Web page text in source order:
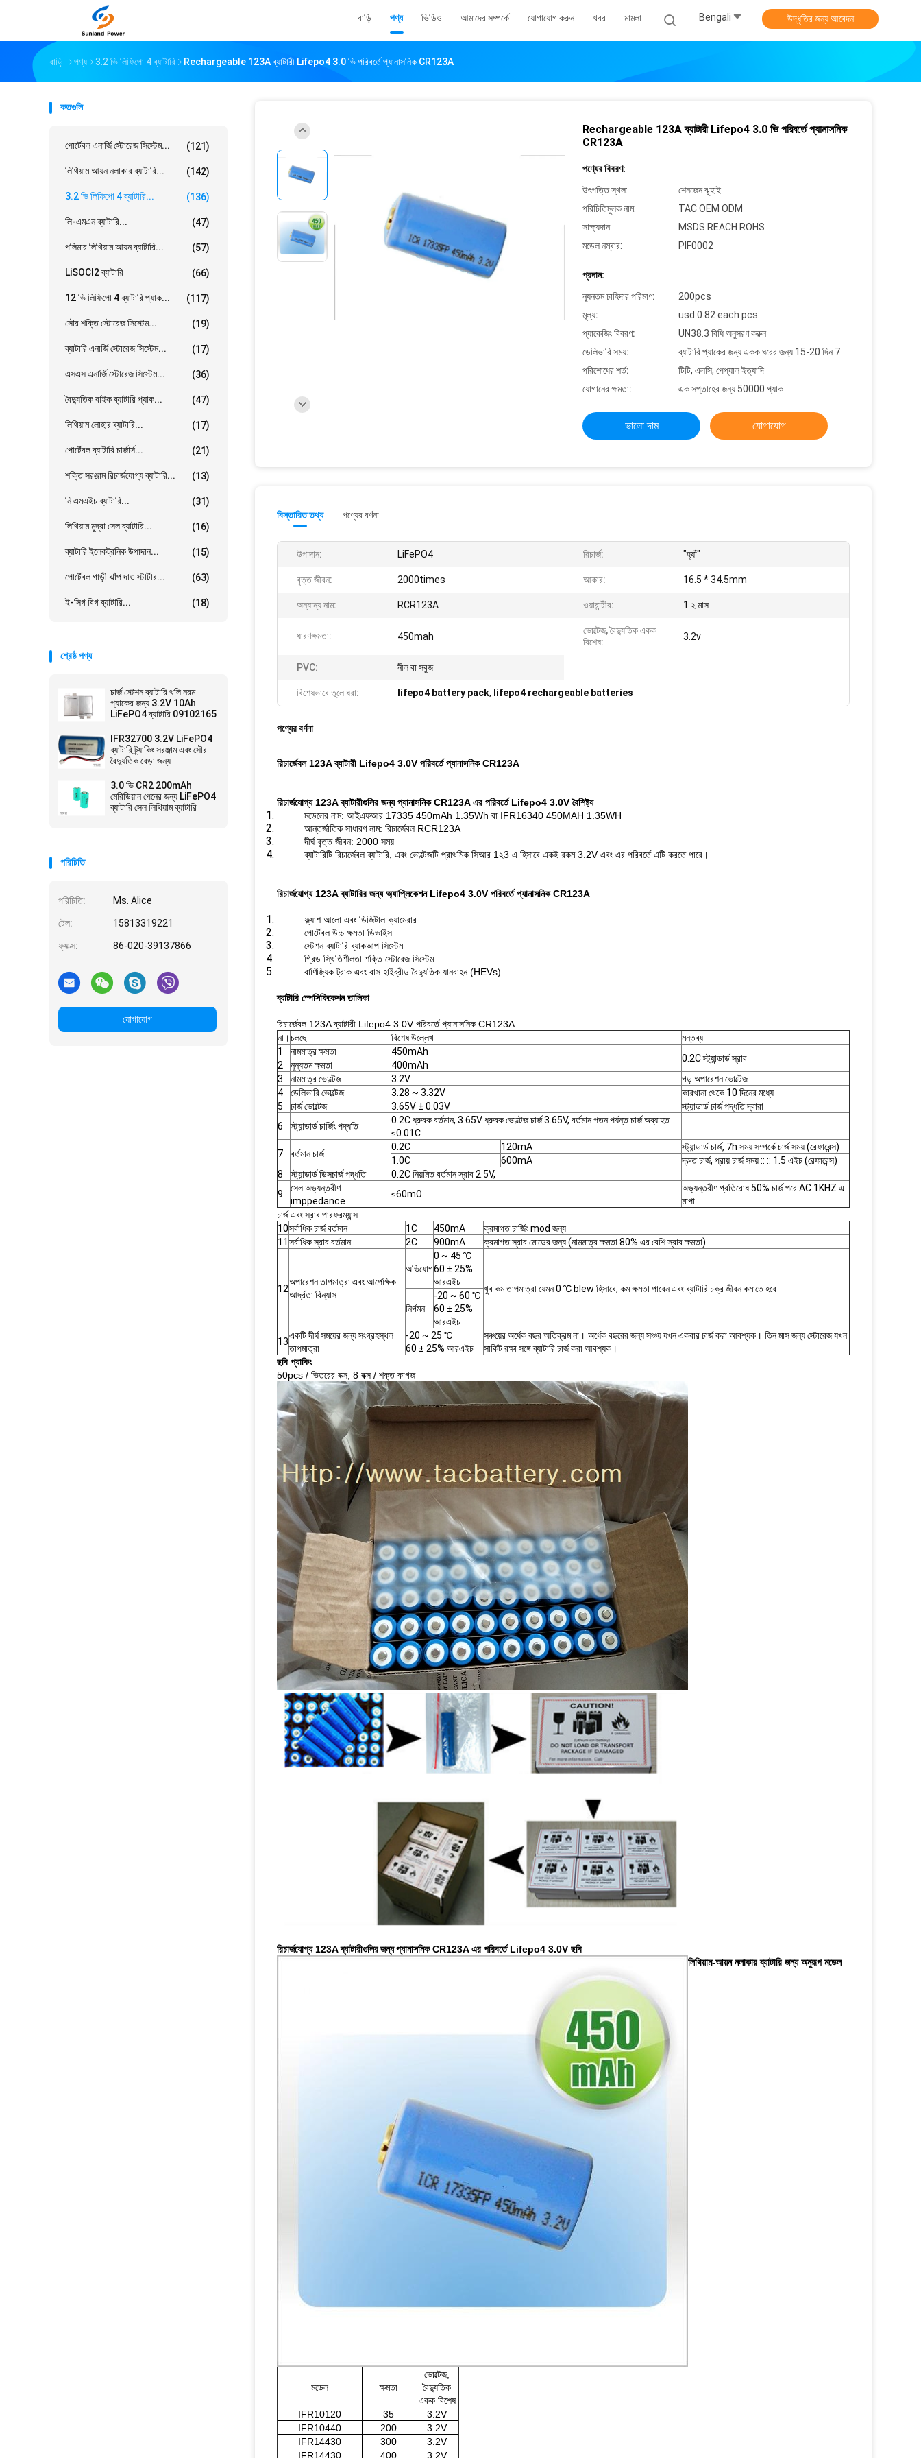
বাড়ি পণ্য ভিডিও আমাদের সম্পর্কে যোগাযোগ করুন খবর মামলা Bengali উদ্ধৃতির জন্য আবেদন
বাড়ি পণ্য 3.2 ভি লিফিপো 4 ব্যাটারি Rechargeable 123A ব্যাটারী Lifepo4 3.0 ভি পরিবর্তে প্যানাসনিক CR123A
কতগুলি
পোর্টেবল এনার্জি স্টোরেজ সিস্টেম... (121)
লিথিয়াম আয়ন নলাকার ব্যাটারি... (142)
3.2 ভি লিফিপো 4 ব্যাটারি... (136)
লি-এমএন ব্যাটারি... (47)
পলিমার লিথিয়াম আয়ন ব্যাটারি... (57)
LiSOCl2 ব্যাটারি (66)
12 ভি লিফিপো 4 ব্যাটারি প্যাক... (117)
সৌর শক্তি স্টোরেজ সিস্টেম... (19)
ব্যাটারি এনার্জি স্টোরেজ সিস্টেম... (17)
এসএস এনার্জি স্টোরেজ সিস্টেম... (36)
বৈদ্যুতিক বাইক ব্যাটারি প্যাক... (47)
লিথিয়াম লোহার ব্যাটারি... (17)
পোর্টেবল ব্যাটারি চার্জার্স... (21)
শক্তি সরঞ্জাম রিচার্জযোগ্য ব্যাটারি... (13)
নি এমএইচ ব্যাটারি... (31)
লিথিয়াম মুদ্রা সেল ব্যাটারি... (16)
ব্যাটারি ইলেকট্রনিক উপাদান... (15)
পোর্টেবল গাড়ী ঝাঁপ দাও স্টার্টার... (63)
ই-সিগ বিগ ব্যাটারি... (18)
শ্রেষ্ঠ পণ্য
চার্জ স্টেশন ব্যাটারি থলি নরম
প্যাকের জন্য 3.2V 10Ah
LiFePO4 ব্যাটারি 09102165
IFR32700 3.2V LiFePO4
ব্যাটারি ট্র্যাকিং সরঞ্জাম এবং সৌর
বৈদ্যুতিক বেড়া জন্য
3.0 ভি CR2 200mAh
মেরিডিয়ান পেনের জন্য LiFePO4
ব্যাটারি সেল লিথিয়াম ব্যাটারি
পরিচিতি
পরিচিতি: Ms. Alice
টেল: 15813319221
ফ্যাক্স: 86-020-39137866
যোগাযোগ
Rechargeable 123A ব্যাটারী Lifepo4 3.0 ভি পরিবর্তে প্যানাসনিক
CR123A
পণ্যের বিবরণ:
উৎপত্তি স্থল:
শেনজেন ঝুহাই
পরিচিতিমুলক নাম:
TAC OEM ODM
সাক্ষ্যদান:
MSDS REACH ROHS
মডেল নম্বার:
PIF0002
প্রদান:
ন্যূনতম চাহিদার পরিমাণ:
200pcs
মূল্য:
usd 0.82 each pcs
প্যাকেজিং বিবরণ:
UN38.3 বিধি অনুসরণ করুন
ডেলিভারি সময়:
ব্যাটারি প্যাকের জন্য একক ঘরের জন্য 15-20 দিন 7
পরিশোধের শর্ত:
টিটি, এলসি, পেপ্যাল ​​ইত্যাদি
যোগানের ক্ষমতা:
এক সপ্তাহের জন্য 50000 প্যাক
ভালো দাম যোগাযোগ
বিস্তারিত তথ্য পণ্যের বর্ণনা
উপাদান: LiFePO4 রিচার্জ: "হ্যাঁ"
বৃত্ত জীবন: 2000times আকার: 16.5 * 34.5mm
অন্যান্য নাম: RCR123A ওয়ারান্টীর: 1 ২ মাস
ধারণক্ষমতা: 450mah
ভোল্টেজ, বৈদ্যুতিক একক
বিশেষ:
3.2v
PVC: নীল বা সবুজ
বিশেষভাবে তুলে ধরা: lifepo4 battery pack, lifepo4 rechargeable batteries
পণ্যের বর্ণনা
রিচার্জেবল 123A ব্যাটারী Lifepo4 3.0V পরিবর্তে প্যানাসনিক CR123A
রিচার্জযোগ্য 123A ব্যাটারীগুলির জন্য প্যানাসনিক CR123A এর পরিবর্তে Lifepo4 3.0V বৈশিষ্ট্য
মডেলের নাম: আইএফআর 17335 450mAh 1.35Wh বা IFR16340 450MAH 1.35WH
আন্তর্জাতিক সাধারণ নাম: রিচার্জেবল RCR123A
দীর্ঘ বৃত্ত জীবন: 2000 সময়
ব্যাটারিটি রিচার্জেবল ব্যাটারি, এবং ভোল্টেজটি প্রাথমিক সিআর 1২3 এ হিসাবে একই রকম 3.2V এবং এর পরিবর্তে এটি করতে পারে।
রিচার্জযোগ্য 123A ব্যাটারির জন্য অ্যাপ্লিকেশন Lifepo4 3.0V পরিবর্তে প্যানাসনিক CR123A
ফ্ল্যাশ আলো এবং ডিজিটাল ক্যামেরার
পোর্টেবল উচ্চ ক্ষমতা ডিভাইস
স্টেশন ব্যাটারি ব্যাকআপ সিস্টেম
গ্রিড স্থিতিশীলতা শক্তি স্টোরেজ সিস্টেম
বাণিজ্যিক ট্রাক এবং বাস হাইব্রীড বৈদ্যুতিক যানবাহন (HEVs)
ব্যাটারি স্পেসিফিকেশন তালিকা
রিচার্জেবল 123A ব্যাটারী Lifepo4 3.0V পরিবর্তে প্যানাসনিক CR123A
না।চলছে বিশেষ উল্লেখ
মন্তব্য
1
নামমাত্র ক্ষমতা 450mAh
0.2C স্ট্যান্ডার্ড স্রাব
2 নূন্যতম ক্ষমতা
400mAh
3
নামমাত্র ভোল্টেজ 3.2V
গড় অপারেশন ভোল্টেজ
4
ডেলিভারি ভোল্টেজ 3.28 ~ 3.32V
কারখানা থেকে 10 দিনের মধ্যে
5
চার্জ ভোল্টেজ 3.65V ± 0.03V
স্ট্যান্ডার্ড চার্জ পদ্ধতি দ্বারা
6
স্ট্যান্ডার্ড চার্জিং পদ্ধতি
0.2C ধ্রুবক বর্তমান, 3.65V ধ্রুবক ভোল্টেজ চার্জ 3.65V, বর্তমান পতন পর্যন্ত চার্জ অব্যাহত
≤0.01C
7
বর্তমান চার্জ
0.2C 120mA
স্ট্যান্ডার্ড চার্জ, 7h সময় সম্পর্কে চার্জ সময় (রেফারেন্স)
1.0C
600mA
দ্রুত চার্জ, প্রায় চার্জ সময় :: :: 1.5 এইচ (রেফারেন্স)
8
স্ট্যান্ডার্ড ডিসচার্জ পদ্ধতি
0.2C নিয়মিত বর্তমান স্রাব 2.5V,
9
সেল অভ্যন্তরীণ
imppedance
≤60mΩ
অভ্যন্তরীণ প্রতিরোধ 50% চার্জ পরে AC 1KHZ এ
মাপা
চার্জ এবং স্রাব পারফরম্যান্স
10সর্বাধিক চার্জ বর্তমান 1C 450mA
ক্রমাগত চার্জিং mod জন্য
11 সর্বাধিক স্রাব বর্তমান 2C 900mA ক্রমাগত স্রাব মোডের জন্য (নামমাত্র ক্ষমতা 80% এর বেশি স্রাব ক্ষমতা)
12
অপারেশন তাপমাত্রা এবং আপেক্ষিক
আর্দ্রতা বিন্যাস
অভিযোগ
0 ~ 45 ℃
60 ± 25%
আরএইচ
খুব কম তাপমাত্রা যেমন 0 ℃ blew হিসাবে, কম ক্ষমতা পাবেন এবং ব্যাটারি চক্র জীবন কমাতে হবে
নির্গমন
-20 ~ 60 ℃
60 ± 25%
আরএইচ
13
একটি দীর্ঘ সময়ের জন্য সংগ্রহস্থল
তাপমাত্রা
-20 ~ 25 ℃
60 ± 25% আরএইচ
সঞ্চয়ের অর্ধেক বছর অতিক্রম না। অর্ধেক বছরের জন্য সঞ্চয় যখন একবার চার্জ করা আবশ্যক। তিন মাস জন্য স্টোরেজ যখন
সার্কিট রক্ষা সঙ্গে ব্যাটারি চার্জ করা আবশ্যক।
ছবি প্যাকিং
50pcs / ভিতরের বক্স, 8 বক্স / শক্ত কাগজ
রিচার্জযোগ্য 123A ব্যাটারীগুলিরজন্যপ্যানাসনিক CR123A এর পরিবর্তে Lifepo4 3.0V ছবি
লিথিয়াম-আয়ন নলাকার ব্যাটারি জন্য অনুরূপ মডেল
মডেল ক্ষমতা
ভোল্টেজ,
বৈদ্যুতিক
একক বিশেষ
IFR10120
35
3.2V
IFR10440
200
3.2V
IFR14430
300
3.2V
IFR14430
400 3.2V